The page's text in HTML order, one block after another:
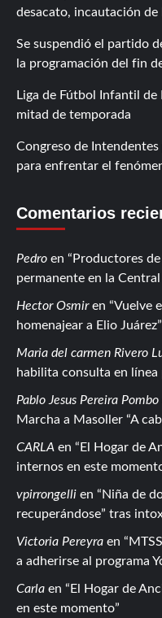
desacato, incautación de
Se suspendió el partido
la programación del fin
Liga de Fútbol Infantil
mitad de temporada
Congreso de
para enfrentar el
Comentarios
Pedro en
Productores
permanente en la
Hector Osmiren
Vuelve
homenajear a Elio Juárez
Maria del carmen Rivero
habilita consulta en
Pablo Jesus Pereira Pombo
Marcha a Masoller “A
CARLA en
El Hogar de
internos en este
vpirrongelli en
Niña de
recuperándose” tras
Victoria Pereyra en
a adherirse al programa
Carla en
El Hogar de
en este momento